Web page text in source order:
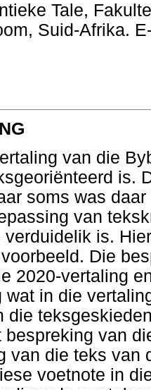
Tale,
Suid-Afrika.
van die
is.
soms was
van
verduidelik is.
Die
2020-vertaling
wat in die
die
bespreking van
van die teks van
voetnote in